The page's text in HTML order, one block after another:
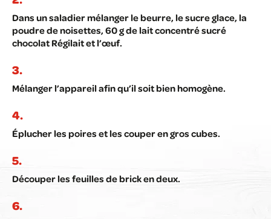
Dans un saladier mélanger le beurre, le sucre glace, la
poudre de noisettes, 60 g de lait concentré sucré
chocolat Régilait et l’œuf.
Mélanger l’appareil afin qu’il soit bien homogène.
Éplucher les poires et les couper en gros cubes.
Découper les feuilles de brick en deux.